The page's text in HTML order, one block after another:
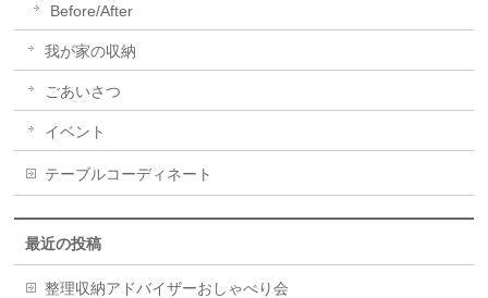
Before/After
我が家の収納
ごあいさつ
イベント
テーブルコーディネート
最近の投稿
整理収納アドバイザーおしゃべり会